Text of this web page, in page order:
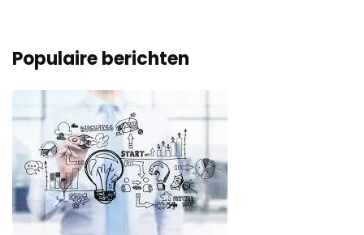
Populaire berichten